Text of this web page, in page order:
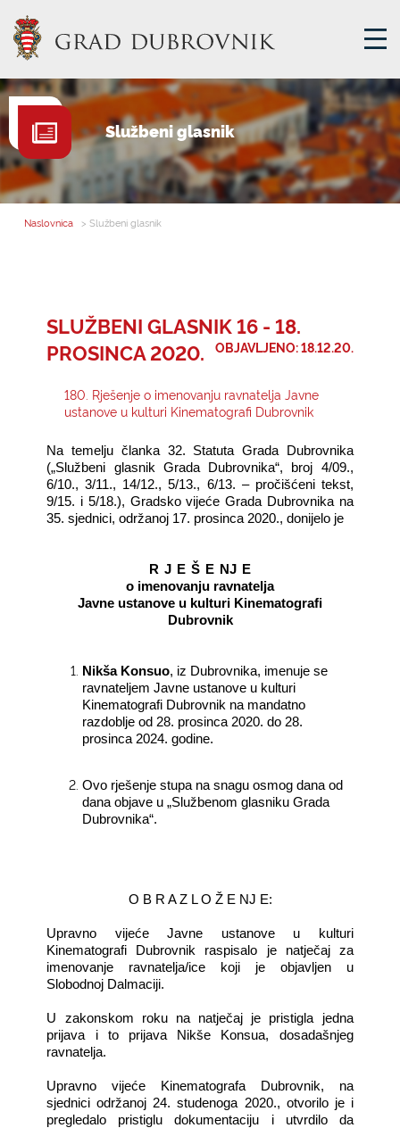
GRADSKA UPRAVA
GRADONAČELNIK
MJESNA SAMOUPRAVA
E-USLUGE
Službeni glasnik
Naslovnica > Službeni glasnik
SLUŽBENI GLASNIK 16 - 18.
PROSINCA 2020.
OBJAVLJENO: 18.12.20.
180. Rješenje o imenovanju ravnatelja Javne
ustanove u kulturi Kinematografi Dubrovnik
Na temelju članka 32. Statuta Grada Dubrovnika
(„Službeni glasnik Grada Dubrovnika“, broj 4/09.,
6/10., 3/11., 14/12., 5/13., 6/13. – pročišćeni tekst,
9/15. i 5/18.), Gradsko vijeće Grada Dubrovnika na
35. sjednici, održanoj 17. prosinca 2020., donijelo je
R J E Š E NJ E
o imenovanju ravnatelja
Javne ustanove u kulturi Kinematografi
Dubrovnik
Nikša Konsuo, iz Dubrovnika, imenuje se
ravnateljem Javne ustanove u kulturi
Kinematografi Dubrovnik na mandatno
razdoblje od 28. prosinca 2020. do 28.
prosinca 2024. godine.
Ovo rješenje stupa na snagu osmog dana od
dana objave u „Službenom glasniku Grada
Dubrovnika“.
O B R A Z L O Ž E NJ E:
Upravno vijeće Javne ustanove u kulturi
Kinematografi Dubrovnik raspisalo je natječaj za
imenovanje ravnatelja/ice koji je objavljen u
Slobodnoj Dalmaciji.
U zakonskom roku na natječaj je pristigla jedna
prijava i to prijava Nikše Konsua, dosadašnjeg
ravnatelja.
Upravno vijeće Kinematografa Dubrovnik, na
sjednici održanoj 24. studenoga 2020., otvorilo je i
pregledalo pristiglu dokumentaciju i utvrdilo da